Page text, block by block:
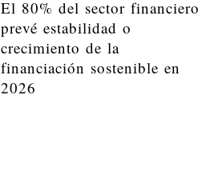
El 80% del sector financiero
prevé estabilidad o
crecimiento de la
financiación sostenible en
2026